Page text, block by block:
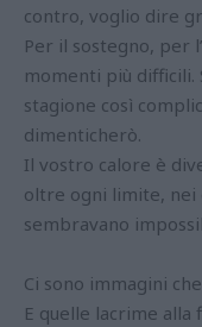
contro, voglio dire
Per il sostegno, per
momenti più difficili.
stagione così
dimenticherò.
Il vostro calore è
oltre ogni limite, nei
sembravano
Ci sono immagini
E quelle lacrime